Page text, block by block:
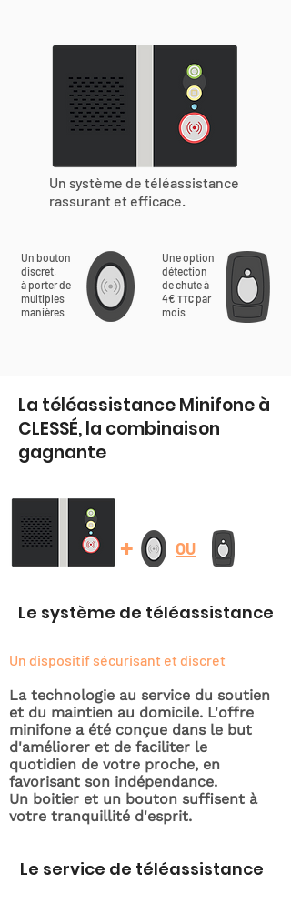
Un système de téléassistance
rassurant et efficace.
Un bouton
discret,
à porter de
multiples
manières
Une option
détection
de chute à
4€ TTC par
mois
La téléassistance Minifone à
CLESSÉ, la combinaison
gagnante
+ OU
Le système de téléassistance
Un dispositif sécurisant et discret
La technologie au service du soutien
et du maintien au domicile. L'offre
minifone a été conçue dans le but
d'améliorer et de faciliter le
quotidien de votre proche, en
favorisant son indépendance.
Un boitier et un bouton suffisent à
votre tranquillité d'esprit.
Le service de téléassistance